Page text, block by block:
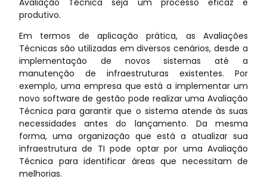
produtivo.
Em termos de aplicação prática, as Avaliações
Técnicas são utilizadas em diversos cenários, desde a
implementação de novos sistemas até a
manutenção de infraestruturas existentes. Por
exemplo, uma empresa que está a implementar um
novo software de gestão pode realizar uma Avaliação
Técnica para garantir que o sistema atende às suas
necessidades antes do lançamento. Da mesma
forma, uma organização que está a atualizar sua
infraestrutura de TI pode optar por uma Avaliação
Técnica para identificar áreas que necessitam de
melhorias.